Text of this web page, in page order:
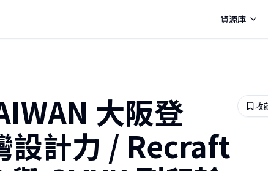
資源庫
大阪登
設計力 / Recraft
收